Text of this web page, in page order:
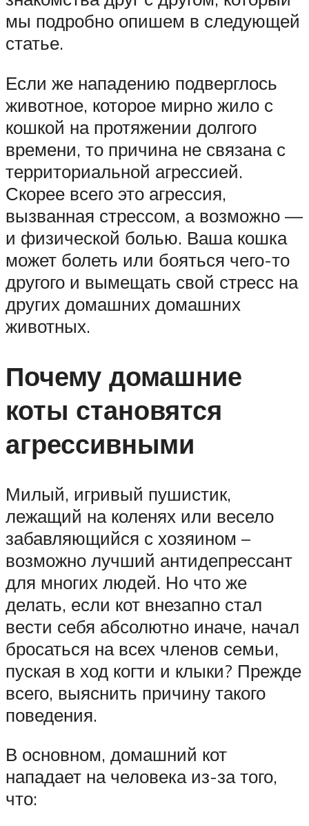
мы подробно опишем в следующей
статье.
Если же нападению подверглось
животное, которое мирно жило с
кошкой на протяжении долгого
времени, то причина не связана с
территориальной агрессией.
Скорее всего это агрессия,
вызванная стрессом, а возможно —
и физической болью. Ваша кошка
может болеть или бояться чего-то
другого и вымещать свой стресс на
других домашних домашних
животных.
Почему домашние
коты становятся
агрессивными
Милый, игривый пушистик,
лежащий на коленях или весело
забавляющийся с хозяином –
возможно лучший антидепрессант
для многих людей. Но что же
делать, если кот внезапно стал
вести себя абсолютно иначе, начал
бросаться на всех членов семьи,
пуская в ход когти и клыки? Прежде
всего, выяснить причину такого
поведения.
В основном, домашний кот
нападает на человека из-за того,
что: